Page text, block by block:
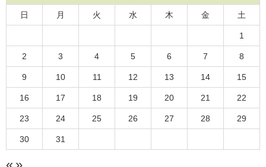
日 月 火 水 木 金 土
1
2 3 4 5 6 7 8
9 10 11 12 13 14 15
16 17 18 19 20 21 22
23 24 25 26 27 28 29
30 31